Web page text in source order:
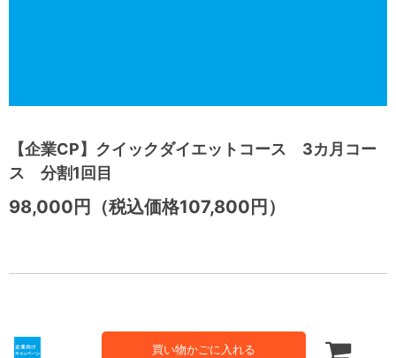
【企業CP】クイックダイエットコース 3カ月コー
ス 分割1回目
98,000円（税込価格107,800円）
買い物かごに入れる